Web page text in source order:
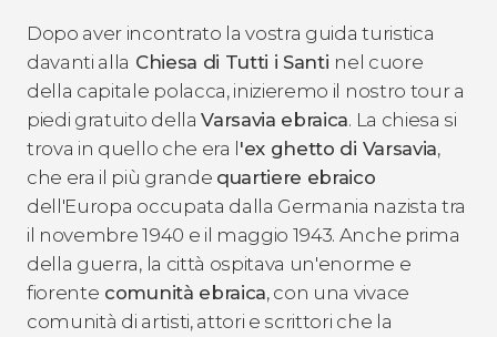
Dopo aver incontrato la vostra guida turistica
davanti alla Chiesa di Tutti i Santi nel cuore
della capitale polacca, inizieremo il nostro tour a
piedi gratuito dellaVarsavia ebraica. La chiesa si
trova in quello che era l'ex ghetto di Varsavia,
che era il più grande quartiere ebraico
dell'Europa occupata dalla Germania nazista tra
il novembre 1940 e il maggio 1943. Anche prima
della guerra, la città ospitava un'enorme e
fiorente comunità ebraica, con una vivace
comunità di artisti, attori e scrittori che la